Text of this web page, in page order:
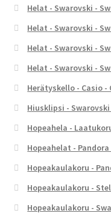
Helat - Swarovski -
Helat - Swarovski -
Helat - Swarovski -
Helat - Swarovski -
Herätyskello - Casio
Hiusklipsi -
Hopeahela -
Hopeahelat -
Hopeakaulakoru -
Hopeakaulakoru -
Hopeakaulakoru -